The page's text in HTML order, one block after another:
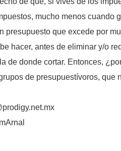
mucho menos cuando
presupuesto que excede por
hacer, antes de eliminar y/o
de donde cortar. Entonces,
de presupuestívoros, que